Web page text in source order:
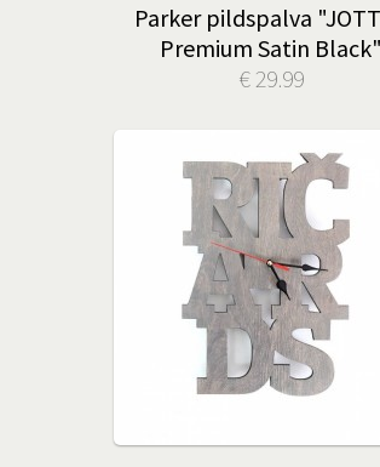
Parker pildspalva
Premium Satin Black"
€ 29.99